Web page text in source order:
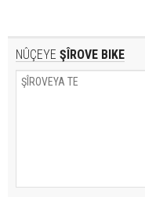
NÛÇEYE ŞÎROVE BIKE